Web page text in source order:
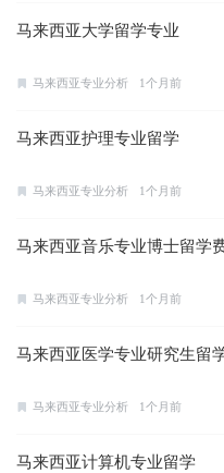
马来西亚大学留学专业
马来西亚专业分析 1个月前
马来西亚护理专业留学
马来西亚专业分析 1个月前
马来西亚音乐专业博士留学
马来西亚专业分析 1个月前
马来西亚医学专业研究生留
马来西亚专业分析 1个月前
马来西亚计算机专业留学